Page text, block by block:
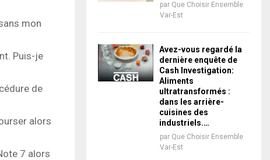
mon
Puis-je
de
alors
7 alors
par Que Choisir Ensemble
Var-Est
Avez-vous regardé la
dernière enquête de
Cash Investigation:
Aliments
ultratransformés :
dans les arrière-
cuisines des
industriels.…
par Que Choisir Ensemble
Var-Est